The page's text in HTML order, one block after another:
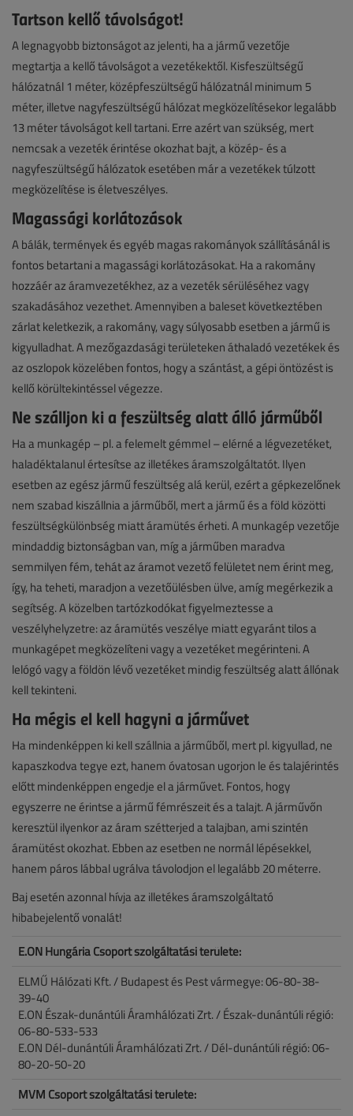
Tartson kellő távolságot!
A legnagyobb biztonságot az jelenti, ha a jármű vezetője
megtartja a kellő távolságot a vezetékektől. Kisfeszültségű
hálózatnál 1 méter, középfeszültségű hálózatnál minimum 5
méter, illetve nagyfeszültségű hálózat megközelítésekor legalább
13 méter távolságot kell tartani. Erre azért van szükség, mert
nemcsak a vezeték érintése okozhat bajt, a közép- és a
nagyfeszültségű hálózatok esetében már a vezetékek túlzott
megközelítése is életveszélyes.
Magassági korlátozások
A bálák, termények és egyéb magas rakományok szállításánál is
fontos betartani a magassági korlátozásokat. Ha a rakomány
hozzáér az áramvezetékhez, az a vezeték sérüléséhez vagy
szakadásához vezethet. Amennyiben a baleset következtében
zárlat keletkezik, a rakomány, vagy súlyosabb esetben a jármű is
kigyulladhat. A mezőgazdasági területeken áthaladó vezetékek és
az oszlopok közelében fontos, hogy a szántást, a gépi öntözést is
kellő körültekintéssel végezze.
Ne szálljon ki a feszültség alatt álló járműből
Ha a munkagép – pl. a felemelt gémmel – elérné a légvezetéket,
haladéktalanul értesítse az illetékes áramszolgáltatót. Ilyen
esetben az egész jármű feszültség alá kerül, ezért a gépkezelőnek
nem szabad kiszállnia a járműből, mert a jármű és a föld közötti
feszültségkülönbség miatt áramütés érheti. A munkagép vezetője
mindaddig biztonságban van, míg a járműben maradva
semmilyen fém, tehát az áramot vezető felületet nem érint meg,
így, ha teheti, maradjon a vezetőülésben ülve, amíg megérkezik a
segítség. A közelben tartózkodókat figyelmeztesse a
veszélyhelyzetre: az áramütés veszélye miatt egyaránt tilos a
munkagépet megközelíteni vagy a vezetéket megérinteni. A
lelógó vagy a földön lévő vezetéket mindig feszültség alatt állónak
kell tekinteni.
Ha mégis el kell hagyni a járművet
Ha mindenképpen ki kell szállnia a járműből, mert pl. kigyullad, ne
kapaszkodva tegye ezt, hanem óvatosan ugorjon le és talajérintés
előtt mindenképpen engedje el a járművet. Fontos, hogy
egyszerre ne érintse a jármű fémrészeit és a talajt. A járművőn
keresztül ilyenkor az áram szétterjed a talajban, ami szintén
áramütést okozhat. Ebben az esetben ne normál lépésekkel,
hanem páros lábbal ugrálva távolodjon el legalább 20 méterre.
Baj esetén azonnal hívja az illetékes áramszolgáltató
hibabejelentő vonalát!
E.ON Hungária Csoport szolgáltatási területe:
ELMŰ Hálózati Kft. / Budapest és Pest vármegye: 06-80-38-
39-40
E.ON Észak-dunántúli Áramhálózati Zrt. / Észak-dunántúli régió:
06-80-533-533
E.ON Dél-dunántúli Áramhálózati Zrt. / Dél-dunántúli régió: 06-
80-20-50-20
MVM Csoport szolgáltatási területe: